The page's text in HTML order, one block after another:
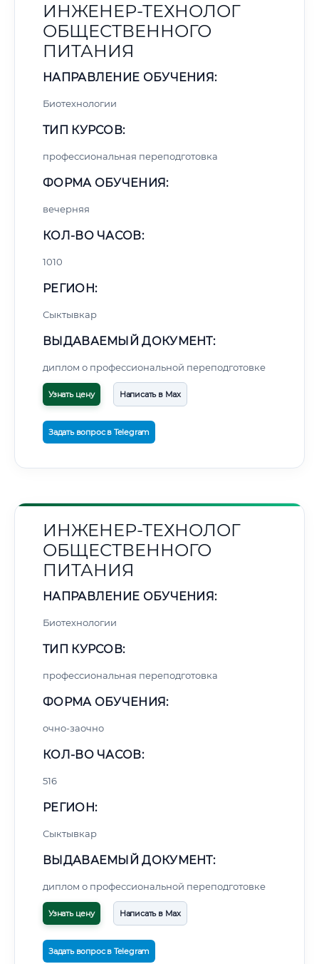
ИНЖЕНЕР-ТЕХНОЛОГ
ОБЩЕСТВЕННОГО
ПИТАНИЯ
НАПРАВЛЕНИЕ ОБУЧЕНИЯ:
Биотехнологии
ТИП КУРСОВ:
профессиональная переподготовка
ФОРМА ОБУЧЕНИЯ:
вечерняя
КОЛ-ВО ЧАСОВ:
1010
РЕГИОН:
Сыктывкар
ВЫДАВАЕМЫЙ ДОКУМЕНТ:
диплом о профессиональной переподготовке
Узнать цену Написать в Max
Задать вопрос в Telegram
ИНЖЕНЕР-ТЕХНОЛОГ
ОБЩЕСТВЕННОГО
ПИТАНИЯ
НАПРАВЛЕНИЕ ОБУЧЕНИЯ:
Биотехнологии
ТИП КУРСОВ:
профессиональная переподготовка
ФОРМА ОБУЧЕНИЯ:
очно-заочно
КОЛ-ВО ЧАСОВ:
516
РЕГИОН:
Сыктывкар
ВЫДАВАЕМЫЙ ДОКУМЕНТ:
диплом о профессиональной переподготовке
Узнать цену Написать в Max
Задать вопрос в Telegram